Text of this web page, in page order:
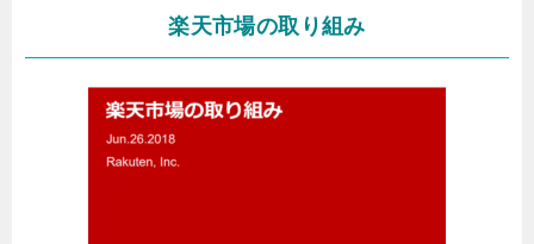
楽天市場の取り組み